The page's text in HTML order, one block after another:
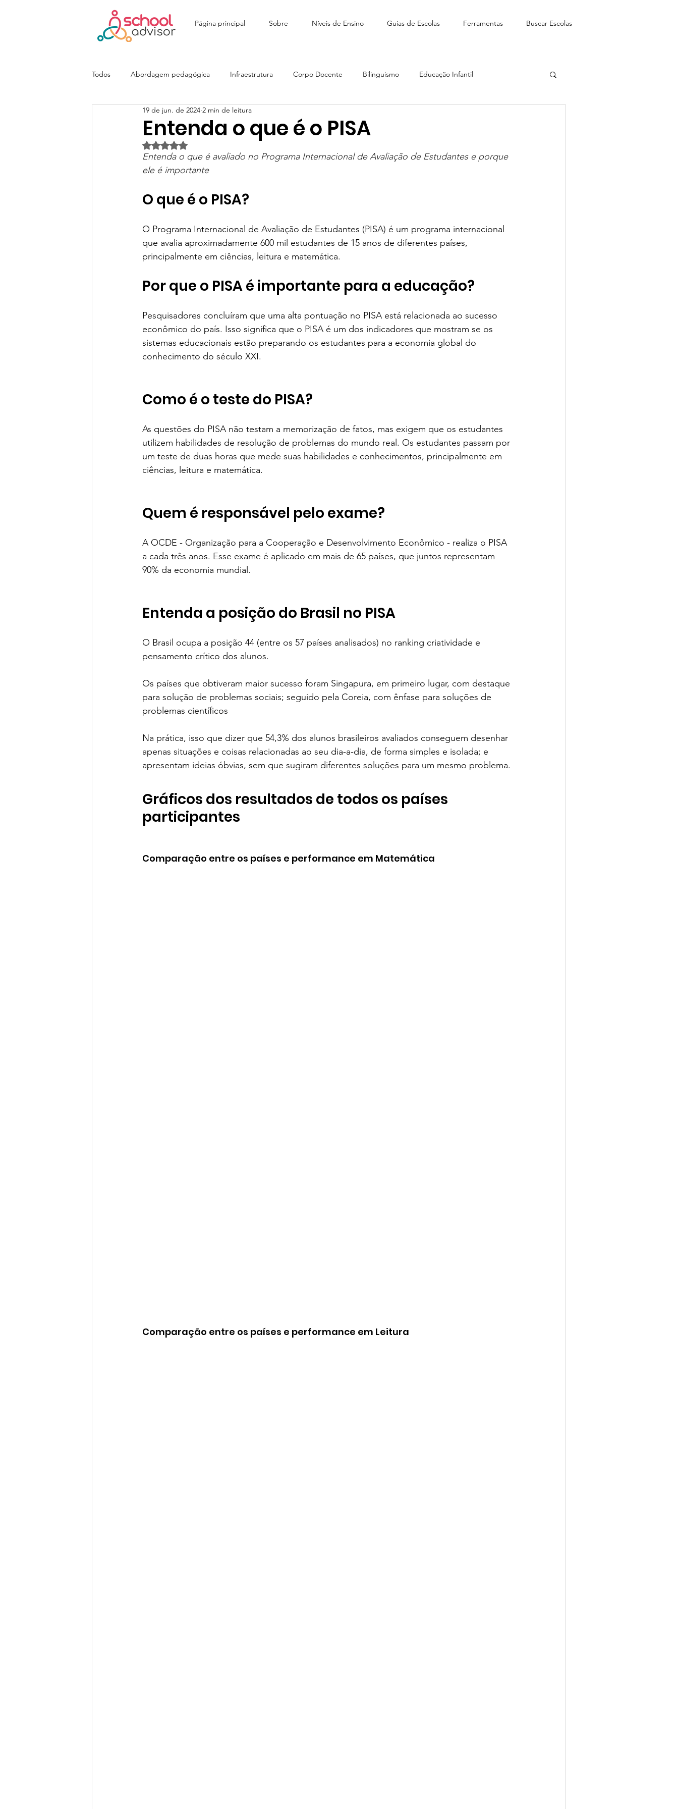
Página principal Sobre Níveis de Ensino Guias de Escolas Ferramentas Buscar Escolas
Todos Abordagem pedagógica Infraestrutura Corpo Docente Bilinguismo Educação Infantil
Ensino Fundamental Ensino Médio
Colégio João Paulo I - JOPA Escola Stagium | SchoolAdvisor Colégio Franco | SchoolAdvisor
Colégio Itatiaia | SchoolAdvisor Escola CAMB SchoolAdvisor
Green Book School | SchoolAdvisor Colégio Augusto Laranja Rainha da Paz | SchoolAdvisor
St. Nicholas School Escola Eduque | SchoolAdvisor Escola AB Sabin | SchoolAdvisor
Avenues São Paulo | SchoolAdvisor Camino School | SchoolAdvisor
Escola Lumiar | SchoolAdvisor
Entenda o que é o PISA
19 de jun. de 2024 2 min de leitura
Avaliado com NaN de 5 estrelas.
Entenda o que é avaliado no Programa Internacional de Avaliação de Estudantes e porque
ele é importante
O que é o PISA?
O Programa Internacional de Avaliação de Estudantes (PISA) é um programa internacional
que avalia aproximadamente 600 mil estudantes de 15 anos de diferentes países,
principalmente em ciências, leitura e matemática.
Por que o PISA é importante para a educação?
Pesquisadores concluíram que uma alta pontuação no PISA está relacionada ao sucesso
econômico do país. Isso significa que o PISA é um dos indicadores que mostram se os
sistemas educacionais estão preparando os estudantes para a economia global do
conhecimento do século XXI.
Como é o teste do PISA?
As questões do PISA não testam a memorização de fatos, mas exigem que os estudantes
utilizem habilidades de resolução de problemas do mundo real. Os estudantes passam por
um teste de duas horas que mede suas habilidades e conhecimentos, principalmente em
ciências, leitura e matemática.
Quem é responsável pelo exame?
A OCDE - Organização para a Cooperação e Desenvolvimento Econômico - realiza o PISA
a cada três anos. Esse exame é aplicado em mais de 65 países, que juntos representam
90% da economia mundial.
Entenda a posição do Brasil no PISA
O Brasil ocupa a posição 44 (entre os 57 países analisados) no ranking criatividade e
pensamento crítico dos alunos.
Os países que obtiveram maior sucesso foram Singapura, em primeiro lugar, com destaque
para solução de problemas sociais; seguido pela Coreia, com ênfase para soluções de
problemas científicos
Na prática, isso que dizer que 54,3% dos alunos brasileiros avaliados conseguem desenhar
apenas situações e coisas relacionadas ao seu dia-a-dia, de forma simples e isolada; e
apresentam ideias óbvias, sem que sugiram diferentes soluções para um mesmo problema.
Gráficos dos resultados de todos os países
participantes
Comparação entre os países e performance em Matemática
Comparação entre os países e performance em Leitura